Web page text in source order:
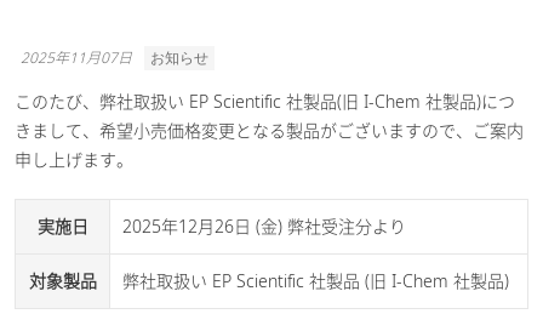
2025年11月07日 お知らせ
このたび、弊社取扱い EP Scientific 社製品(旧 I-Chem 社製品)につ
きまして、希望小売価格変更となる製品がございますので、ご案内
申し上げます。
実施日 2025年12月26日 (金) 弊社受注分より
対象製品 弊社取扱い EP Scientific 社製品 (旧 I-Chem 社製品)